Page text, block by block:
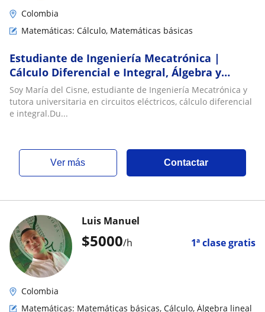
Colombia
Matemáticas: Cálculo, Matemáticas básicas
Estudiante de Ingeniería Mecatrónica |
Cálculo Diferencial e Integral, Álgebra y
Circuitos
Soy María del Cisne, estudiante de Ingeniería Mecatrónica y
tutora universitaria en circuitos eléctricos, cálculo diferencial
e integral.Du...
ver más Contactar
$5000/h 1ª clase gratis
Luis Manuel
Colombia
Matemáticas: Matemáticas básicas, Cálculo, Álgebra lineal